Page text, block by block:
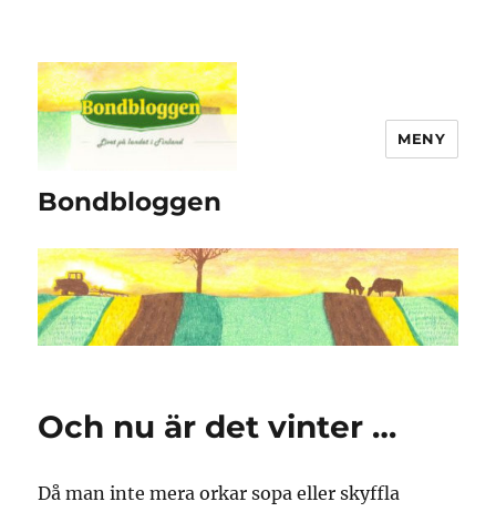
Bondbloggen
MENY
Och nu är det vinter …
Då man inte mera orkar sopa eller skyffla